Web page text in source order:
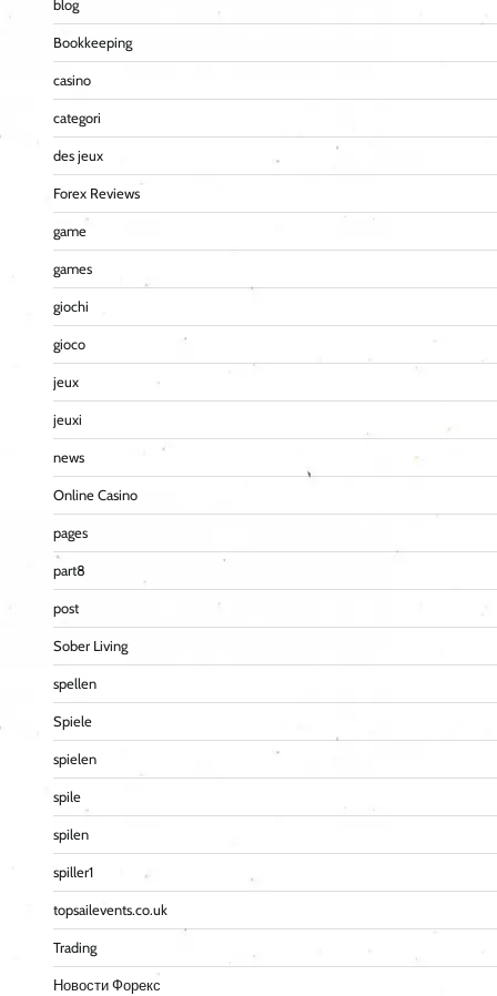
blog
Bookkeeping
casino
categori
des jeux
Forex Reviews
game
games
giochi
gioco
jeux
jeuxi
news
Online Casino
pages
part8
post
Sober Living
spellen
Spiele
spielen
spile
spilen
spiller1
topsailevents.co.uk
Trading
Новости Форекс